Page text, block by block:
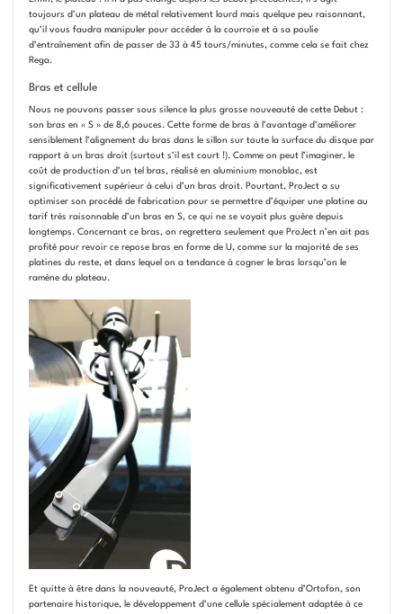
toujours d’un plateau de métal relativement lourd mais quelque peu raisonnant,
qu’il vous faudra manipuler pour accéder à la courroie et à sa poulie
d’entraînement afin de passer de 33 à 45 tours/minutes, comme cela se fait chez
Rega.
Bras et cellule
Nous ne pouvons passer sous silence la plus grosse nouveauté de cette Debut :
son bras en « S » de 8,6 pouces. Cette forme de bras à l’avantage d’améliorer
sensiblement l’alignement du bras dans le sillon sur toute la surface du disque par
rapport à un bras droit (surtout s’il est court !). Comme on peut l’imaginer, le
coût de production d’un tel bras, réalisé en aluminium monobloc, est
significativement supérieur à celui d’un bras droit. Pourtant, ProJect a su
optimiser son procédé de fabrication pour se permettre d’équiper une platine au
tarif très raisonnable d’un bras en S, ce qui ne se voyait plus guère depuis
longtemps. Concernant ce bras, on regrettera seulement que ProJect n’en ait pas
profité pour revoir ce repose bras en forme de U, comme sur la majorité de ses
platines du reste, et dans lequel on a tendance à cogner le bras lorsqu’on le
ramène du plateau.
Et quitte à être dans la nouveauté, ProJect a également obtenu d’Ortofon, son
partenaire historique, le développement d’une cellule spécialement adaptée à ce